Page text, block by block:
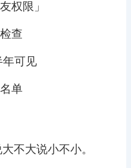
权限」
查
年可见
单
不大说小不小。